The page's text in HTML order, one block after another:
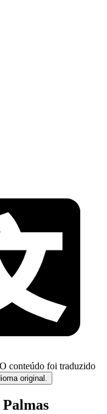
O conteúdo foi traduzido
original.